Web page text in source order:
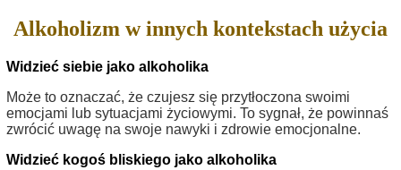
Alkoholizm w innych kontekstach użycia
Widzieć siebie jako alkoholika
Może to oznaczać, że czujesz się przytłoczona swoimi
emocjami lub sytuacjami życiowymi. To sygnał, że powinnaś
zwrócić uwagę na swoje nawyki i zdrowie emocjonalne.
Widzieć kogoś bliskiego jako alkoholika